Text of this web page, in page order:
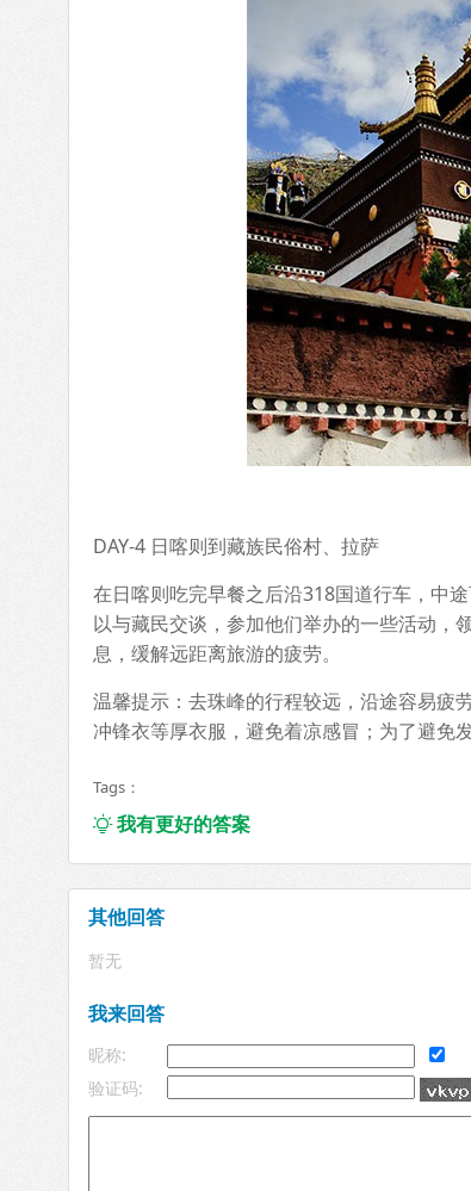
DAY-4 日喀则到藏族民俗村、拉萨
在日喀则吃完早餐之后沿318国道行车，中
以与藏民交谈，参加他们举办的一些活动，
息，缓解远距离旅游的疲劳。
温馨提示：去珠峰的行程较远，沿途容易疲
冲锋衣等厚衣服，避免着凉感冒；为了避免
Tags：
我有更好的答案
其他回答
暂无
我来回答
昵称:
验证码: